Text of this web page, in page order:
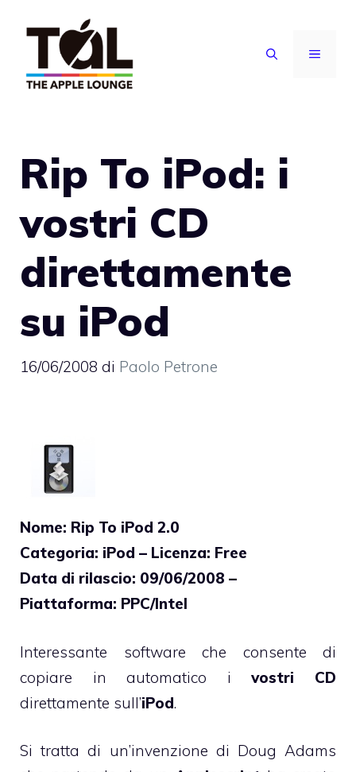
contenuto
MENU
Rip To iPod: i
vostri CD
direttamente
su iPod
16/06/2008 di Paolo Petrone
Nome: Rip To iPod 2.0
Categoria: iPod – Licenza: Free
Data di rilascio: 09/06/2008 –
Piattaforma: PPC/Intel
Interessante software che consente di
copiare in automatico ivostri CD
direttamente sull’iPod.
Si tratta di un’invenzione di Doug Adams